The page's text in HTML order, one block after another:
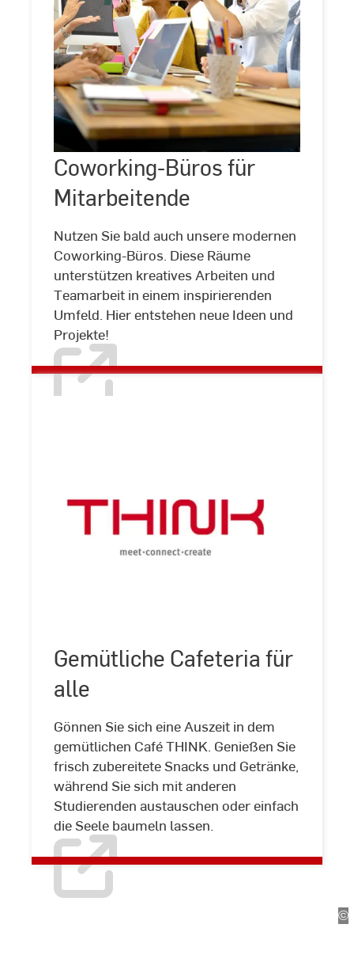
©
amenic181/stock.adobe.com
Coworking-Büros für
Mitarbeitende
Nutzen Sie bald auch unsere modernen
Coworking-Büros. Diese Räume
unterstützen kreatives Arbeiten und
Teamarbeit in einem inspirierenden
Umfeld. Hier entstehen neue Ideen und
Projekte!
Coworking-
Büros
für
Mitarbeitende
©
Studierendenwerk
Frankfurt
am
Main
Gemütliche Cafeteria für
alle
Gönnen Sie sich eine Auszeit in dem
gemütlichen Café THINK. Genießen Sie
frisch zubereitete Snacks und Getränke,
während Sie sich mit anderen
Studierenden austauschen oder einfach
die Seele baumeln lassen.
Cafeteria
für
©
Gebäude L